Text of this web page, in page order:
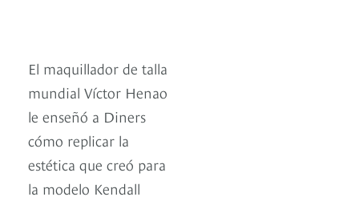
El maquillador de talla
mundial Víctor Henao
le enseñó a Diners
cómo replicar la
estética que creó para
la modelo Kendall